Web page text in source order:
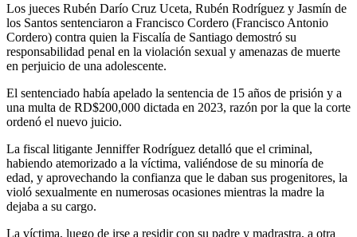
Los jueces Rubén Darío Cruz Uceta, Rubén Rodríguez y Jasmín de
los Santos sentenciaron a Francisco Cordero (Francisco Antonio
Cordero) contra quien la Fiscalía de Santiago demostró su
responsabilidad penal en la violación sexual y amenazas de muerte
en perjuicio de una adolescente.
El sentenciado había apelado la sentencia de 15 años de prisión y a
una multa de RD$200,000 dictada en 2023, razón por la que la corte
ordenó el nuevo juicio.
La fiscal litigante Jenniffer Rodríguez detalló que el criminal,
habiendo atemorizado a la víctima, valiéndose de su minoría de
edad, y aprovechando la confianza que le daban sus progenitores, la
violó sexualmente en numerosas ocasiones mientras la madre la
dejaba a su cargo.
La víctima, luego de irse a residir con su padre y madrastra, a otra